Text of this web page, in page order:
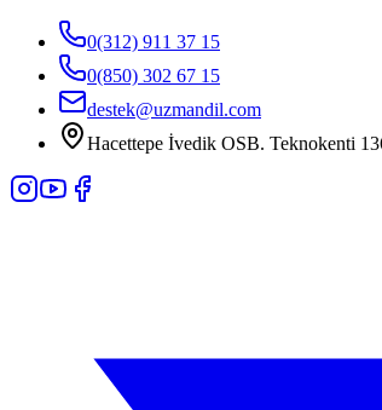
0(312) 911 37 15
0(850) 302 67 15
destek@uzmandil.com
Hacettepe İvedik OSB. Teknokenti